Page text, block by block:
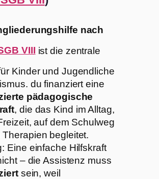
nach
VIII ist die zentrale
Kinder und Jugendliche
du finanziert eine
pädagogische
, die das Kind im Alltag,
auf dem Schulweg
Therapien begleitet.
Eine einfache Hilfskraft
– die Assistenz muss
sein, weil